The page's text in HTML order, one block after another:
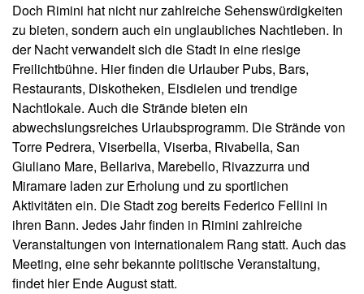
Doch Rimini hat nicht nur zahlreiche Sehenswürdigkeiten
zu bieten, sondern auch ein unglaubliches Nachtleben. In
der Nacht verwandelt sich die Stadt in eine riesige
Freilichtbühne. Hier finden die Urlauber Pubs, Bars,
Restaurants, Diskotheken, Eisdielen und trendige
Nachtlokale. Auch die Strände bieten ein
abwechslungsreiches Urlaubsprogramm. Die Strände von
Torre Pedrera, Viserbella, Viserba, Rivabella, San
Giuliano Mare, Bellariva, Marebello, Rivazzurra und
Miramare laden zur Erholung und zu sportlichen
Aktivitäten ein. Die Stadt zog bereits Federico Fellini in
ihren Bann. Jedes Jahr finden in Rimini zahlreiche
Veranstaltungen von internationalem Rang statt. Auch das
Meeting, eine sehr bekannte politische Veranstaltung,
findet hier Ende August statt.